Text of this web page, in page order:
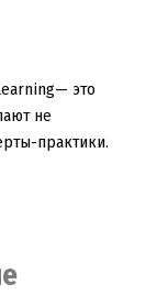
это
не
практики.